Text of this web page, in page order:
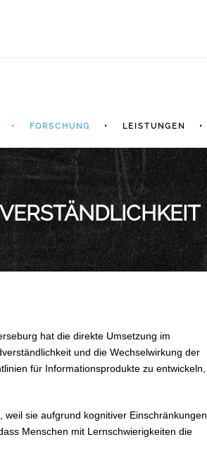
FORSCHUNG LEISTUNGEN
hat die direkte Umsetzung im
und die Wechselwirkung der
für Informationsprodukte zu entwickeln,
sie aufgrund kognitiver Einschränkungen
Menschen mit Lernschwierigkeiten die